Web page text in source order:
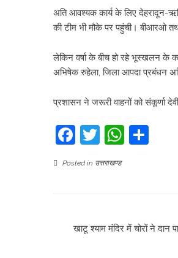
अति आवश्यक कार्य के लिए देहरादून-
की टीम भी मौके पर पहुंची। बीआरओ
लेकिन वर्षा के बीच हो रहे भूस्खलन के
अभिषेक रुहेला, जिला आपदा प्रबंधन
प्रशासन ने जरूरी वाहनों को संकूर्णा
Facebook
Twitter
Posted in उत्तराखण्ड
खाटू श्याम मंदिर में चोरों ने दान